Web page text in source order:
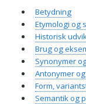
Betydning
Etymologi og
Historisk
Brug og
Synonymer
Antonymer
Form,
Semantik og